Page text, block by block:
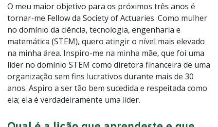
O meu maior objetivo para os próximos três anos é
tornar-me Fellow da Society of Actuaries. Como mulher
no domínio da ciência, tecnologia, engenharia e
matemática (STEM), quero atingir o nível mais elevado
na minha área. Inspiro-me na minha mãe, que foi uma
líder no domínio STEM como diretora financeira de uma
organização sem fins lucrativos durante mais de 30
anos. Aspiro a ser tão bem sucedida e respeitada como
ela; ela é verdadeiramente uma líder.